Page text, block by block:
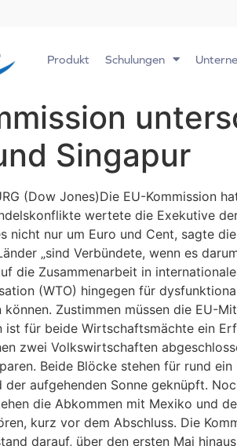
Produkt Schulungen
Singapur
(Dow Jones)Die EU-
wertete die Exekutive
nicht nur um Euro und Cent, sagte
„sind Verbündete, wenn es
die Zusammenarbeit in
(WTO) hingegen für
Zustimmen müssen die EU-
ist für beide Wirtschaftsmächte ein
zwei Volkswirtschaften
Beide Blöcke stehen für rund
aufgehenden Sonne geknüpft.
die Abkommen mit Mexiko und
kurz vor dem Abschluss. Die
darauf, über den ersten Mai